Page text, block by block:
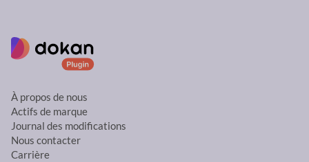
À propos de nous
Actifs de marque
Journal des modifications
Nous contacter
Carrière